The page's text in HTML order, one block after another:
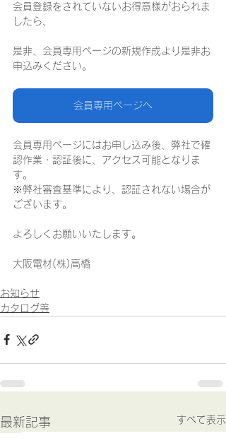
会員登録をされていないお得意様がおられま
したら、
是非、会員専用ページの新規作成より是非お
申込みください。
会員専用ページへ
会員専用ページにはお申し込み後、弊社で確
認作業・認証後に、アクセス可能となりま
す。
※弊社審査基準により、認証されない場合が
ございます。
よろしくお願いいたします。
大阪電材(株)高橋
お知らせ
カタログ等
最新記事 すべて表示